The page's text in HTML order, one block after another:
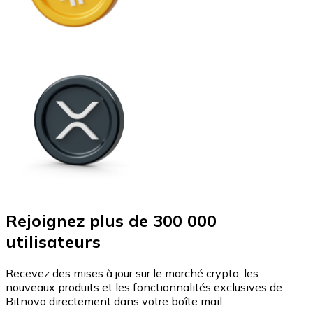
Rejoignez plus de 300 000
utilisateurs
Recevez des mises à jour sur le marché crypto, les
nouveaux produits et les fonctionnalités exclusives de
Bitnovo directement dans votre boîte mail.